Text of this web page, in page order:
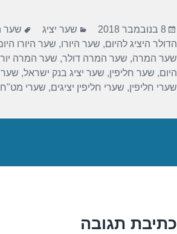
o
o
k
פורסם
בתאריך
8 בנובמבר 2018 קטגוריות
שער יציג תגיות
שער
הדולר היציג להיום, שער היורו, שער היורו
שער המרה, שער המרה דולר, שער המרה
היום, שער חליפין, שער יציג בנק ישראל, שער
שערי חליפין, שערי חליפין יציגים, שערי מט"ח
כתיבת תגובה